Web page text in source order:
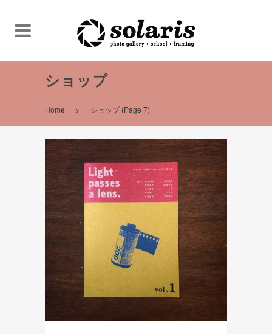
ショップ
Home > ショップ(Page 7)